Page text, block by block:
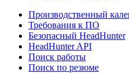
Производственный
Требования к ПО
Безопасный HeadHunter
HeadHunter API
Поиск работы
Поиск по резюме